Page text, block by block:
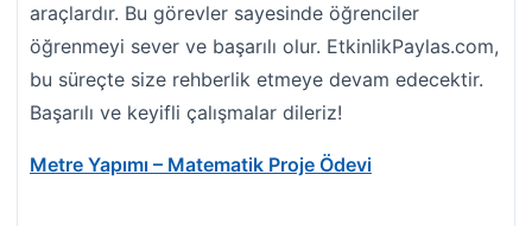
araçlardır. Bu görevler sayesinde öğrenciler
öğrenmeyi sever ve başarılı olur. EtkinlikPaylas.com,
bu süreçte size rehberlik etmeye devam edecektir.
Başarılı ve keyifli çalışmalar dileriz!
Metre Yapımı – Matematik Proje Ödevi